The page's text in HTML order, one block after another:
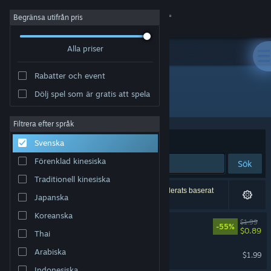
Logga in
Om
Support
Byt språk
Skaffa Steams mobilapp
Se skrivbordswebbplats
Begränsa utifrån pris
Alla priser
Rabatter och event
Dölj spel som är gratis att spela
Filtrera efter språk
Svenska
Förenklad kinesiska
Traditionell kinesiska
Japanska
Koreanska
Thai
Arabiska
Utvecklare: Milanesa Studio
Sortera efter Relevans
Sök
2 träffar matchade din sökning. 7 titlar har exkluderats baserat
på dina preferenser.
-55%
$1.99
$0.89
$1.99